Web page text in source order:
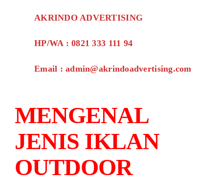
AKRINDO ADVERTISING
HP/WA : 0821 333 111 94
Email : admin@akrindoadvertising.com
MENGENAL
JENIS IKLAN
OUTDOOR